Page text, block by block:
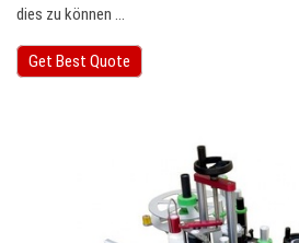
dies zu können …
Get Best Quote